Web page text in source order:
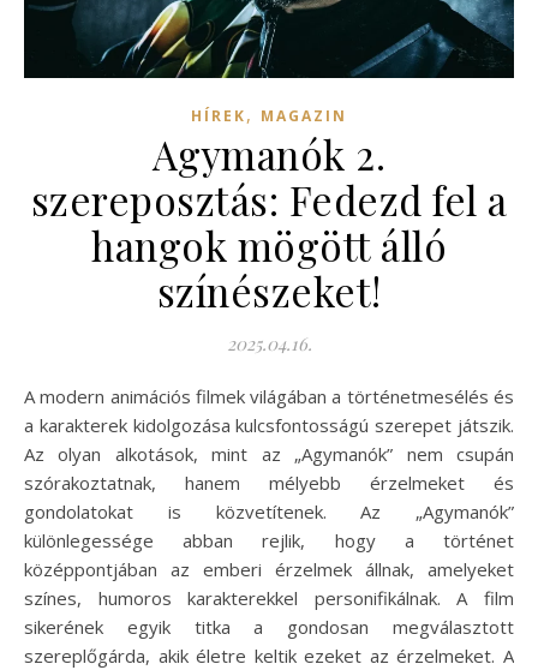
HÍREK, MAGAZIN
Agymanók 2.
szereposztás: Fedezd fel a
hangok mögött álló
színészeket!
2025.04.16.
A modern animációs filmek világában a történetmesélés és
a karakterek kidolgozása kulcsfontosságú szerepet játszik.
Az olyan alkotások, mint az „Agymanók” nem csupán
szórakoztatnak, hanem mélyebb érzelmeket és
gondolatokat is közvetítenek. Az „Agymanók”
különlegessége abban rejlik, hogy a történet
középpontjában az emberi érzelmek állnak, amelyeket
színes, humoros karakterekkel personifikálnak. A film
sikerének egyik titka a gondosan megválasztott
szereplőgárda, akik életre keltik ezeket az érzelmeket. A